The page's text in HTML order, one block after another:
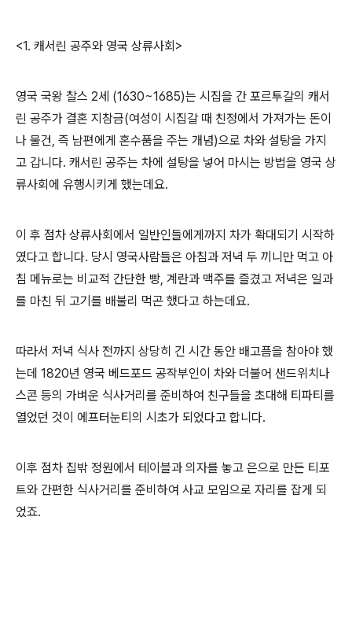
<1. 캐서린 공주와 영국 상류사회>
영국 국왕 찰스 2세 (1630~1685)는 시집을 간 포르투갈의 캐서
린 공주가 결혼 지참금(여성이 시집갈 때 친정에서 가져가는 돈이
나 물건, 즉 남편에게 혼수품을 주는 개념)으로 차와 설탕을 가지
고 갑니다. 캐서린 공주는 차에 설탕을 넣어 마시는 방법을 영국 상
류사회에 유행시키게 했는데요.
이 후 점차 상류사회에서 일반인들에게까지 차가 확대되기 시작하
였다고 합니다. 당시 영국사람들은 아침과 저녁 두 끼니만 먹고 아
침 메뉴로는 비교적 간단한 빵, 계란과 맥주를 즐겼고 저녁은 일과
를 마친 뒤 고기를 배불리 먹곤 했다고 하는데요.
따라서 저녁 식사 전까지 상당히 긴 시간 동안 배고픔을 참아야 했
는데 1820년 영국 베드포드 공작부인이 차와 더불어 샌드위치나
스콘 등의 가벼운 식사거리를 준비하여 친구들을 초대해 티파티를
열었던 것이 에프터눈티의 시초가 되었다고 합니다.
이후 점차 집밖 정원에서 테이블과 의자를 놓고 은으로 만든 티포
트와 간편한 식사거리를 준비하여 사교 모임으로 자리를 잡게 되
었죠.